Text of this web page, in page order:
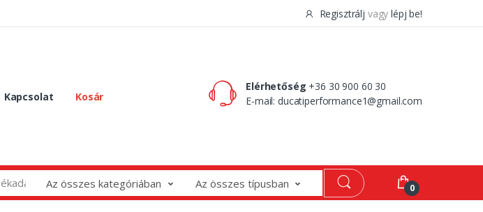
Regisztrálj vagy lépj be!
Kapcsolat Kosár
Elérhetőség +36 30 900 60 30
E-mail:ducatiperformance1@gmail.com
Az összes kategóriában Az összes típusban 0